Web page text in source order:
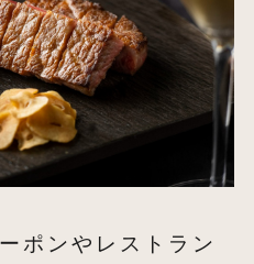
ポンやレストラン